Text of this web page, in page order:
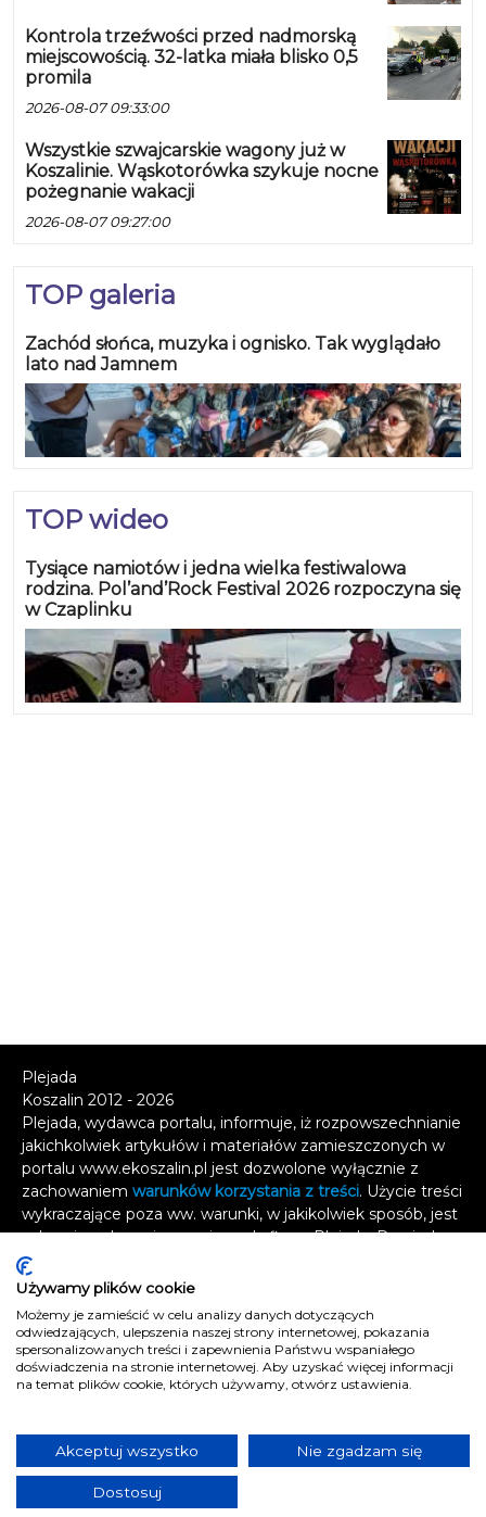
Kontrola trzeźwości przed nadmorską
miejscowością. 32-latka miała blisko 0,5
promila
2026-08-07 09:33:00
Wszystkie szwajcarskie wagony już w
Koszalinie. Wąskotorówka szykuje nocne
pożegnanie wakacji
2026-08-07 09:27:00
TOP galeria
Zachód słońca, muzyka i ognisko. Tak wyglądało
lato nad Jamnem
TOP wideo
Tysiące namiotów i jedna wielka festiwalowa
rodzina. Pol’and’Rock Festival 2026 rozpoczyna się
w Czaplinku
Plejada
Koszalin 2012 - 2026
Plejada, wydawca portalu, informuje, iż rozpowszechnianie
jakichkolwiek artykułów i materiałów zamieszczonych w
portalu www.ekoszalin.pl jest dozwolone wyłącznie z
zachowaniem warunków korzystania z treści. Użycie treści
wykraczające poza ww. warunki, w jakikolwiek sposób, jest
zabronione bez pisemnej zgody firmy Plejada. Dowiedz
się, w jaki sposób możesz uzyskać
wykorzystanie treści.
Naruszenie tych zasad jest łamaniem prawa i grozi
odpowiedzialnością karną.
Wszelkie prawa zastrzeżone.
Kontakt
Polityka prywatności
koszalin.pl
Używamy plików cookie
Możemy je zamieścić w celu analizy danych dotyczących
odwiedzających, ulepszenia naszej strony internetowej, pokazania
spersonalizowanych treści i zapewnienia Państwu wspaniałego
doświadczenia na stronie internetowej. Aby uzyskać więcej informacji
na temat plików cookie, których używamy, otwórz ustawienia.
Akceptuj wszystko Nie zgadzam się
Dostosuj